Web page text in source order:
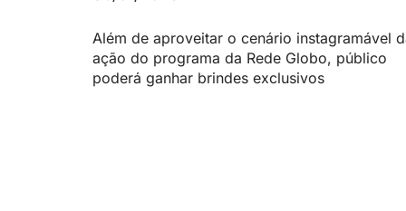
Além de aproveitar o cenário instagramável
ação do programa da Rede Globo, público
poderá ganhar brindes exclusivos